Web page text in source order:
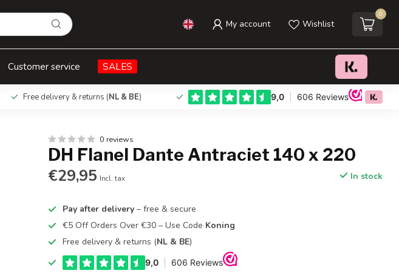
My account Wishlist
0
Customer service SALES
Free delivery & returns (NL & BE)
Add to cart
0 reviews
DH Flanel Dante Antraciet 140 x 220
€29,95 Incl. tax In stock
Pay after delivery – free & secure
€5 Off Orders Over €30 – Use Code Koning
Free delivery & returns (NL & BE)